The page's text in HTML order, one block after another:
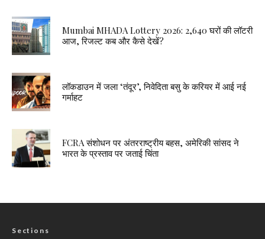
Mumbai MHADA Lottery 2026: 2,640 घरों की लॉटरी
आज, रिजल्ट कब और कैसे देखें?
लॉकडाउन में जला ‘तंदूर’, निवेदिता बसु के करियर में आई नई
गर्माहट
FCRA संशोधन पर अंतरराष्ट्रीय बहस, अमेरिकी सांसद ने
भारत के प्रस्ताव पर जताई चिंता
Sections